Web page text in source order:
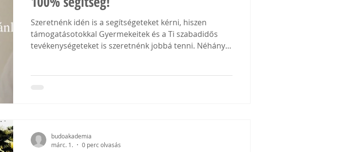
Szeretnénk idén is a segítségeteket kérni, hiszen
támogatásotokkal Gyermekeitek és a Ti szabadidős
tevékenységeteket is szeretnénk jobbá tenni. Néhány
budoakademia
márc. 1.
0 perc olvasás